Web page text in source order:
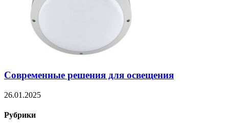
Современные решения для освещения
26.01.2025
Рубрики